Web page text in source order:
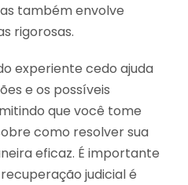
também envolve
rigorosas.
experiente cedo ajuda
e os possíveis
que você tome
como resolver sua
eficaz. É importante
judicial é